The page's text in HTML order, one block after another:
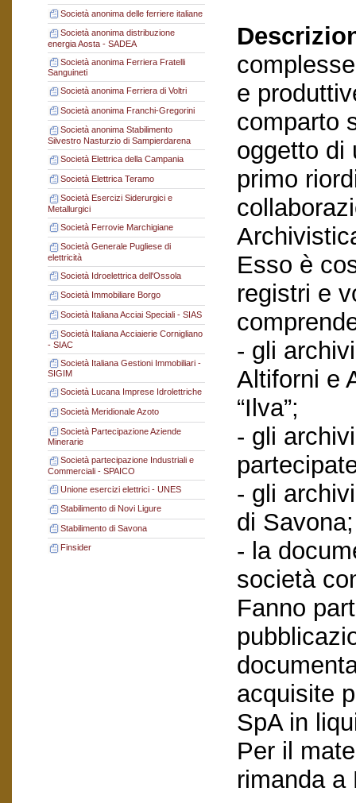
Società anonima delle ferriere italiane
Società anonima distribuzione
energia Aosta - SADEA
Società anonima Ferriera Fratelli
Sanguineti
Società anonima Ferriera di Voltri
Società anonima Franchi-Gregorini
Società anonima Stabilimento
Silvestro Nasturzio di Sampierdarena
Società Elettrica della Campania
Società Elettrica Teramo
Società Esercizi Siderurgici e
Metallurgici
Società Ferrovie Marchigiane
Società Generale Pugliese di
elettricità
Società Idroelettrica dell'Ossola
Società Immobiliare Borgo
Società Italiana Acciai Speciali - SIAS
Società Italiana Acciaierie Cornigliano
- SIAC
Società Italiana Gestioni Immobiliari -
SIGIM
Società Lucana Imprese Idrolettriche
Società Meridionale Azoto
Società Partecipazione Aziende
Minerarie
Società partecipazione Industriali e
Commerciali - SPAICO
Unione esercizi elettrici - UNES
Stabilimento di Novi Ligure
Stabilimento di Savona
Finsider
e
comparto
oggetto di
primo
Esso è
registri e
- gli
Altiforni e
“Ilva”;
- gli
- gli
di Savona;
- la
società
Fanno
acquisite
SpA in
Per il
rimanda a